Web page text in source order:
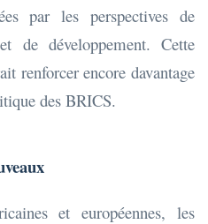
par les perspectives de
de développement. Cette
renforcer encore davantage
des BRICS.
et européennes, les